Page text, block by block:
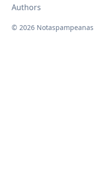
Authors
© 2026 Notaspampeanas